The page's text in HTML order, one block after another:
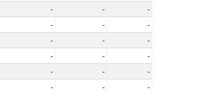
- -
-
- -
-
- -
-
- -
-
- -
-
- -
-